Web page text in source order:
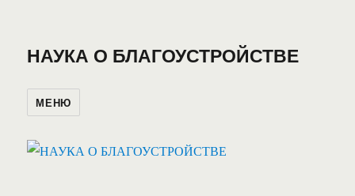
НАУКА О БЛАГОУСТРОЙСТВЕ
МЕНЮ